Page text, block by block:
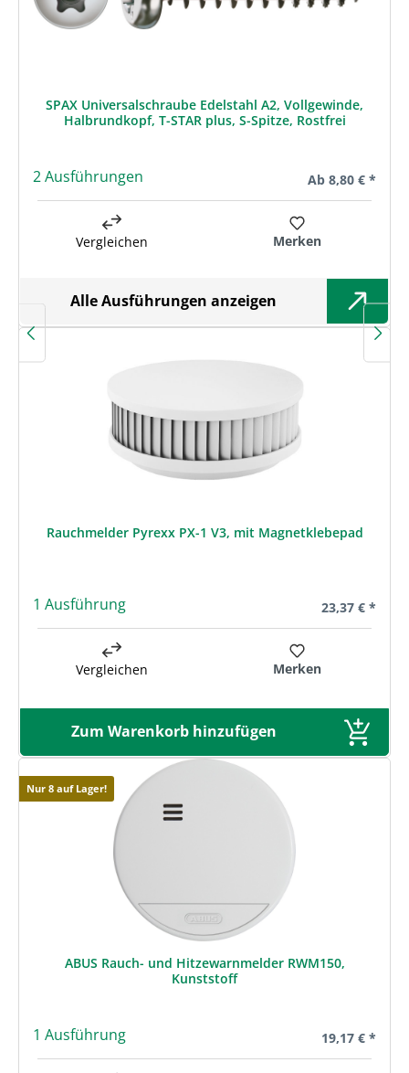
SPAX Universalschraube Edelstahl A2, Vollgewinde,
Halbrundkopf, T-STAR plus, S-Spitze, Rostfrei
2 Ausführungen Regulärer Preis:
Ab 8,80 € *
Vergleichen Merken
Alle Ausführungen anzeigen
Rauchmelder Pyrexx PX-1 V3, mit Magnetklebepad
1 Ausführung Regulärer
23,37 € *
Vergleichen Merken
Zum Warenkorb hinzufügen
Nur 8 auf Lager!
ABUS Rauch- und Hitzewarnmelder RWM150,
Kunststoff
1 Ausführung Regulärer
19,17 € *